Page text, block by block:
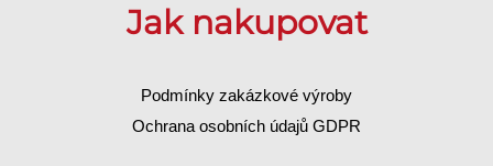
Jak nakupovat
Podmínky zakázkové výroby
Ochrana osobních údajů GDPR